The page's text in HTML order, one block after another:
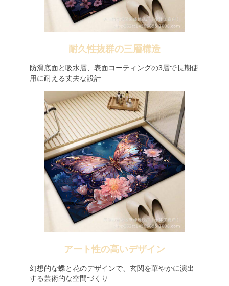
耐久性抜群の三層構造
防滑底面と吸水層、表面コーティングの3層で長期使
用に耐える丈夫な設計
アート性の高いデザイン
幻想的な蝶と花のデザインで、玄関を華やかに演出
する芸術的な空間づくり